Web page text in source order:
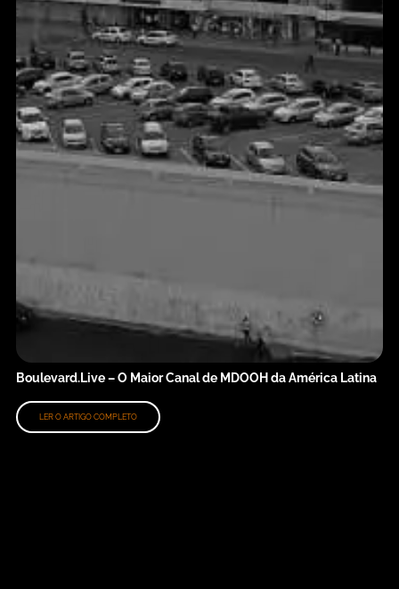
Boulevard.Live – O Maior Canal de MDOOH da América Latina
LER O ARTIGO COMPLETO